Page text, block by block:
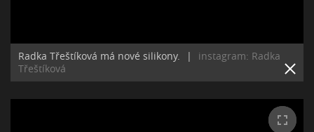
Radka Třeštíková má nové silikony. |
instagram: Radka
Třeštíková